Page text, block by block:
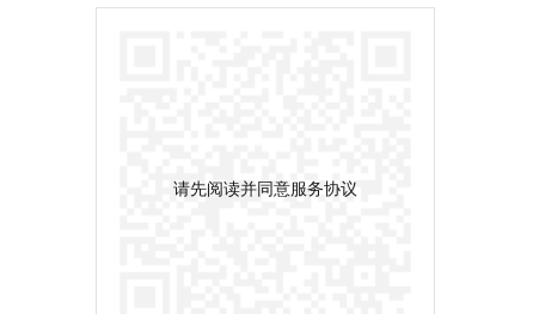
请先阅读并同意服务协议